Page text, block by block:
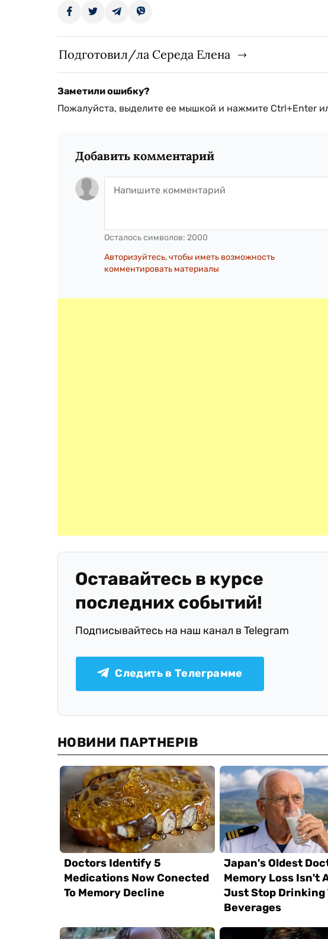
Подготовил/ла Середа Елена
Заметили ошибку?
Пожалуйста, выделите ее мышкой и нажмите Ctrl+Enter
Добавить комментарий
Осталось символов: 2000
Авторизуйтесь, чтобы иметь возможность
комментировать материалы
Оставайтесь в курсе
последних событий!
Подписывайтесь на наш канал в Telegram
Следить в Телеграмме